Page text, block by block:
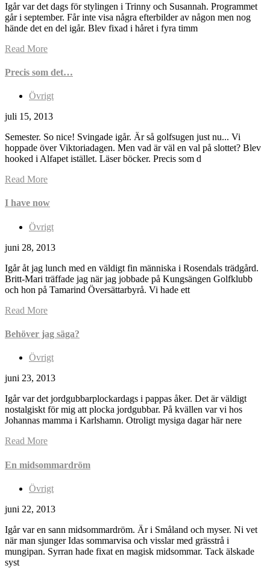
Igår var det dags för stylingen i Trinny och Susannah. Programmet
går i september. Får inte visa några efterbilder av någon men nog
hände det en del igår. Blev fixad i håret i fyra timm
Read More
Precis som det…
Övrigt
juli 15, 2013
Semester. So nice! Svingade igår. Är så golfsugen just nu... Vi
hoppade över Viktoriadagen. Men vad är väl en val på slottet? Blev
hooked i Alfapet istället. Läser böcker. Precis som d
Read More
I have now
Övrigt
juni 28, 2013
Igår åt jag lunch med en väldigt fin människa i Rosendals trädgård.
Britt-Mari träffade jag när jag jobbade på Kungsängen Golfklubb
och hon på Tamarind Översättarbyrå. Vi hade ett
Read More
Behöver jag säga?
Övrigt
juni 23, 2013
Igår var det jordgubbarplockardags i pappas åker. Det är väldigt
nostalgiskt för mig att plocka jordgubbar. På kvällen var vi hos
Johannas mamma i Karlshamn. Otroligt mysiga dagar här nere
Read More
En midsommardröm
Övrigt
juni 22, 2013
Igår var en sann midsommardröm. Är i Småland och myser. Ni vet
när man sjunger Idas sommarvisa och visslar med grässtrå i
mungipan. Syrran hade fixat en magisk midsommar. Tack älskade
syst